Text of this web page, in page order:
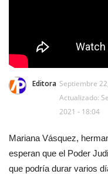
Editora Septiembre
Actualizado:
2021 - 18:04
Mariana Vásquez,
esperan que el Poder
que podría durar varios